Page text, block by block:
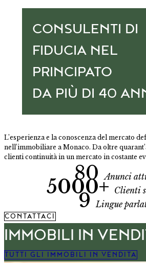
CONSULENTI DI
FIDUCIA NEL
PRINCIPATO
DA PIÙ DI 40
L’esperienza e la conoscenza del mercato
nell’immobiliare a Monaco. Da oltre
clienti continuità in un mercato in costante
80Anunci
5000+Clienti
9Lingue
CONTATTACI
IMMOBILI IN
TUTTI GLI IMMOBILI IN VENDITA